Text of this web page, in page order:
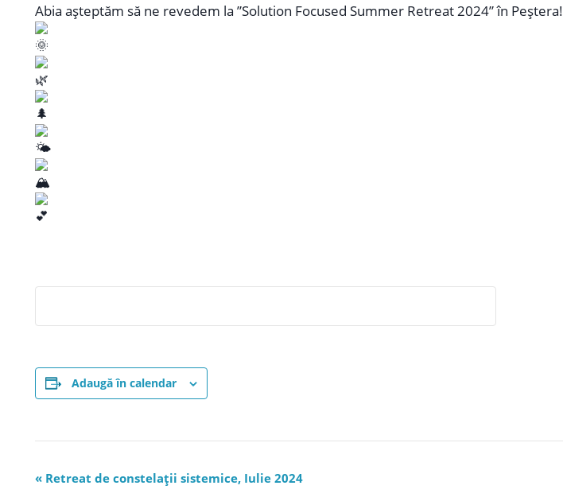
Abia așteptăm să ne revedem la ”Solution Focused Summer Retreat 2024” în Peștera!
Adaugă în calendar
N
« Retreat de constelații sistemice, Iulie 2024